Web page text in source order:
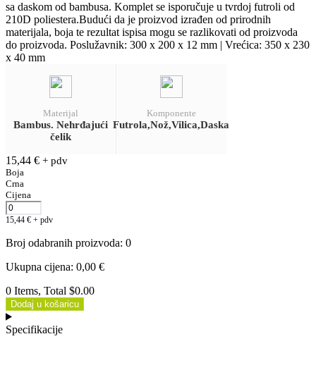
sa daskom od bambusa. Komplet se isporučuje u tvrdoj futroli od
210D poliestera.Budući da je proizvod izrađen od prirodnih
materijala, boja te rezultat ispisa mogu se razlikovati od proizvoda
do proizvoda. Poslužavnik: 300 x 200 x 12 mm | Vrećica: 350 x 230
x 40 mm
Materijal
Bambus. Nehrđajući
čelik
Komponente
Futrola,Nož,Vilica,Daska
15,44 € + pdv
Boja
Crna
Cijena
15,44 € + pdv
Broj odabranih proizvoda: 0
Ukupna cijena: 0,00 €
0 Items, Total $0.00
Dodaj u košaricu
Specifikacije